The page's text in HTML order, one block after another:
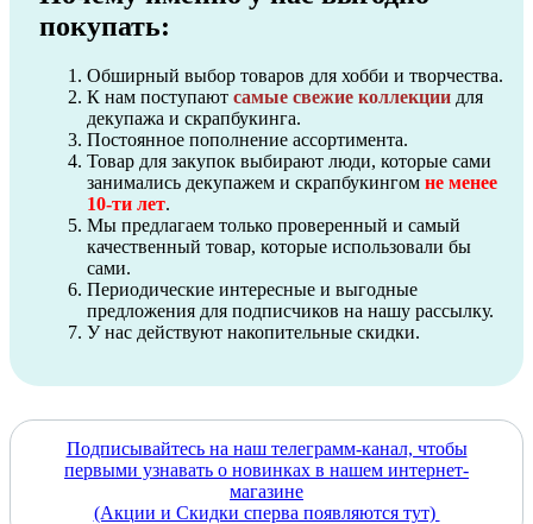
покупать:
Обширный выбор товаров для хобби и творчества.
К нам поступают самые свежие коллекции для
декупажа и скрапбукинга.
Постоянное пополнение ассортимента.
Товар для закупок выбирают люди, которые сами
занимались декупажем и скрапбукингом не менее
10-ти лет.
Мы предлагаем только проверенный и самый
качественный товар, которые использовали бы
сами.
Периодические интересные и выгодные
предложения для подписчиков на нашу рассылку.
У нас действуют накопительные скидки.
Подписывайтесь на наш телеграмм-канал, чтобы
первыми узнавать о новинках в нашем интернет-
магазине
(Акции и Скидки сперва появляются тут)